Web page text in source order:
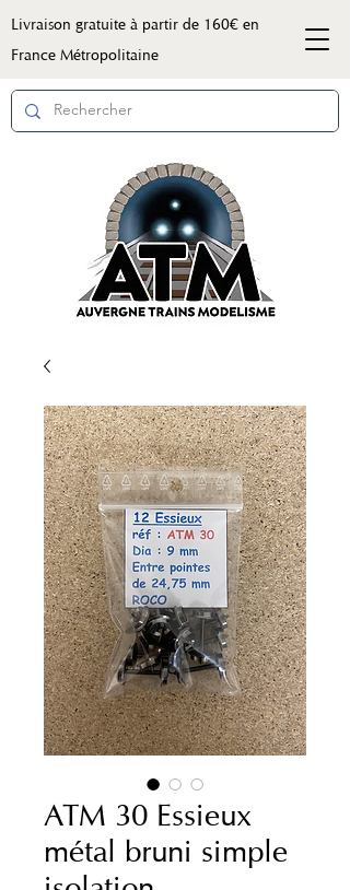
Livraison gratuite à partir de 160€ en
France Métropolitaine
ATM 30 Essieux
métal bruni simple